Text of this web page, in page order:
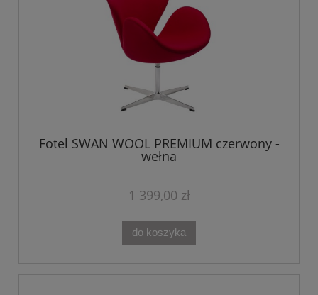
Fotel SWAN WOOL PREMIUM czerwony -
wełna
1 399,00 zł
do koszyka